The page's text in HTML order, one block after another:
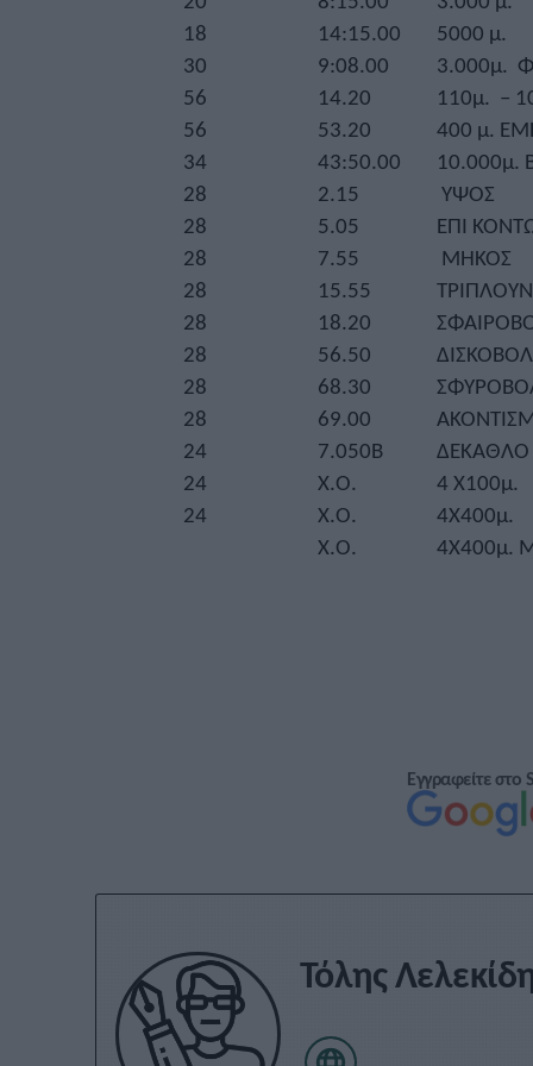
18
14:15.00 5000 μ.
30
9:08.00 3.000μ.
56
14.20 110μ. –
56
53.20 400 μ.
34
43:50.00 10.000μ.
28
2.15 ΥΨΟΣ
28
5.05 ΕΠΙ
28
7.55 ΜΗΚΟΣ
28
15.55 ΤΡΙΠΛΟΥΝ
28
18.20
28
56.50
28
68.30
28
69.00
24
7.050Β
24
Χ.Ο. 4 X100μ.
24
Χ.Ο. 4X400μ.
Χ.Ο.
4X400μ.
Εγγραφείτε
Τόλης